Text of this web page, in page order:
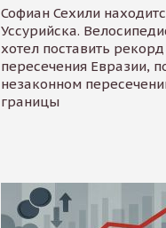
Софиан Сехили
Уссурийска.
хотел поставить
пересечения Евразии,
незаконном
границы